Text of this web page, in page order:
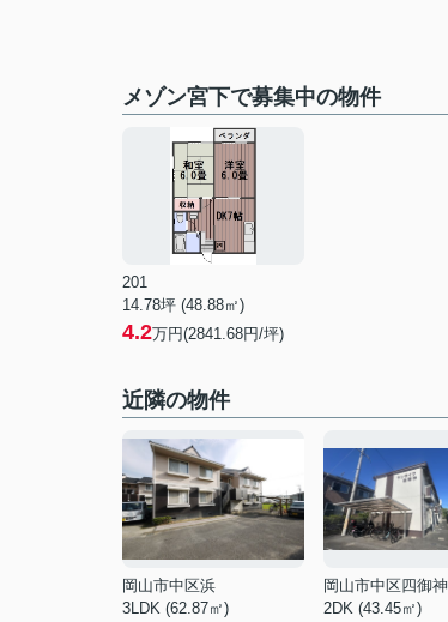
メゾン宮下で募集中の物件
201
14.78坪 (48.88㎡)
4.2万円(2841.68円/坪)
近隣の物件
岡山市中区浜
3LDK (62.87㎡)
岡山市中区四御神
2DK (43.45㎡)